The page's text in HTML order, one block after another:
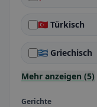
🇹🇷 Türkisch
🇬🇷 Griechisch
Mehr anzeigen (5)
Gerichte